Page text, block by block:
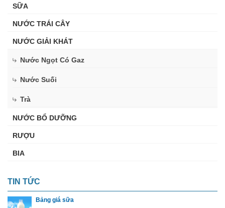
SỮA
NƯỚC TRÁI CÂY
NƯỚC GIẢI KHÁT
Nước Ngọt Có Gaz
Nước Suối
Trà
NƯỚC BỔ DƯỠNG
RƯỢU
BIA
TIN TỨC
Bảng giá sữa